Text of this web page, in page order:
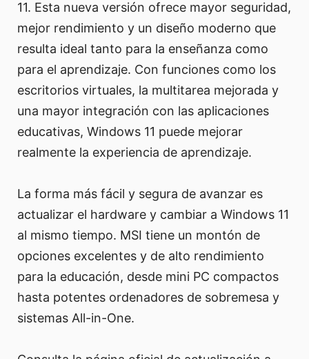
11. Esta nueva versión ofrece mayor seguridad,
mejor rendimiento y un diseño moderno que
resulta ideal tanto para la enseñanza como
para el aprendizaje. Con funciones como los
escritorios virtuales, la multitarea mejorada y
una mayor integración con las aplicaciones
educativas, Windows 11 puede mejorar
realmente la experiencia de aprendizaje.
La forma más fácil y segura de avanzar es
actualizar el hardware y cambiar a Windows 11
al mismo tiempo. MSI tiene un montón de
opciones excelentes y de alto rendimiento
para la educación, desde mini PC compactos
hasta potentes ordenadores de sobremesa y
sistemas All-in-One.